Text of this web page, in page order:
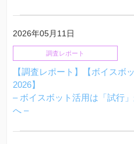
2026年05月11日
調査レポート
【調査レポート】【ボイスボ
2026】
– ボイスボット活用は「試行
へ –